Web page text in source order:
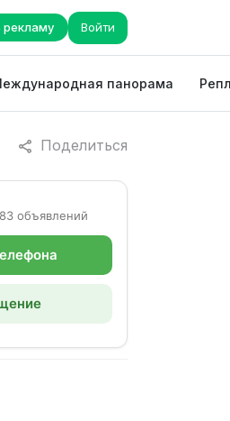
рекламу Войти
панорама
Поделиться
объявлений